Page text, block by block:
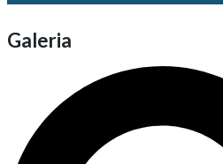
Galeria